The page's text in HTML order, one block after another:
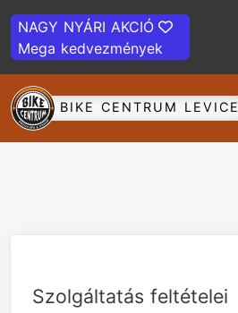
NAGY NYÁRI AKCIÓ
Mega kedvezmények
BIKE CENTRUM LEVICE
Szolgáltatás feltételei